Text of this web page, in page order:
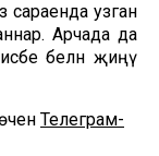
сараенда узган
Арчада да
белән җиңү
Телеграм-